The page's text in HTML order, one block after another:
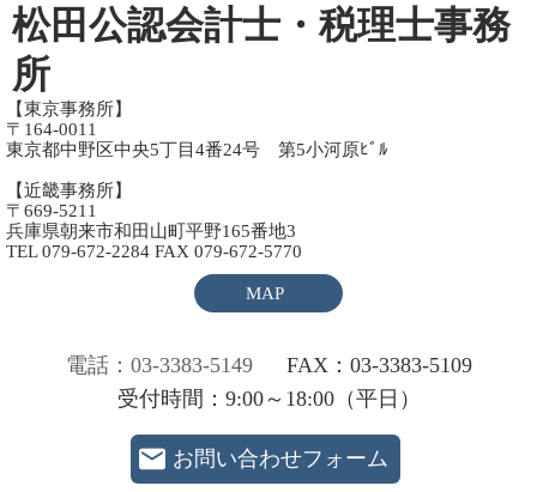
松田公認会計士・税理士事務
所
【東京事務所】
〒164-0011
東京都中野区中央5丁目4番24号 第5小河原ﾋﾞﾙ
【近畿事務所】
〒669-5211
兵庫県朝来市和田山町平野165番地3
TEL 079-672-2284 FAX 079-672-5770
MAP
電話：03-3383-5149
FAX：03-3383-5109
受付時間：9:00～18:00（平日）
お問い合わせフォーム